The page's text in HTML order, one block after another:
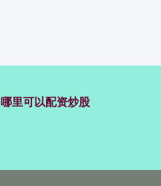
哪里可以配资炒股